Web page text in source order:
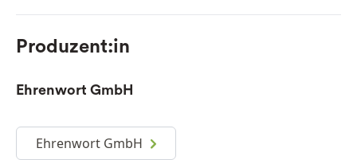
Produzent:in
Ehrenwort GmbH
Ehrenwort GmbH